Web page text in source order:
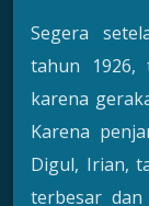
Segera
tahun 1926,
karena
Karena
Digul, Irian,
terbesar